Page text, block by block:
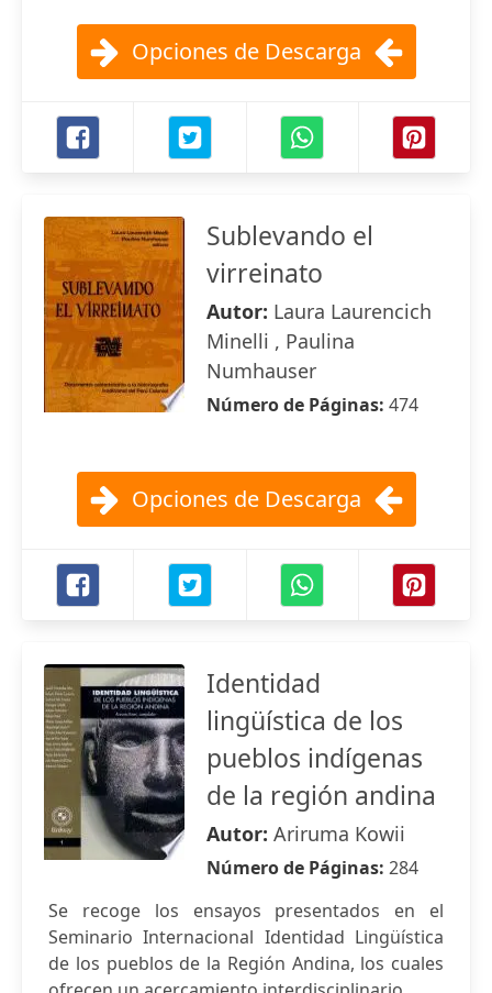
Opciones de Descarga
Sublevando el
virreinato
Autor: Laura Laurencich
Minelli , Paulina
Numhauser
Número de Páginas: 474
Opciones de Descarga
Identidad
lingüística de los
pueblos indígenas
de la región andina
Autor: Ariruma Kowii
Número de Páginas: 284
Se recoge los ensayos presentados en el
Seminario Internacional Identidad Lingüística
de los pueblos de la Región Andina, los cuales